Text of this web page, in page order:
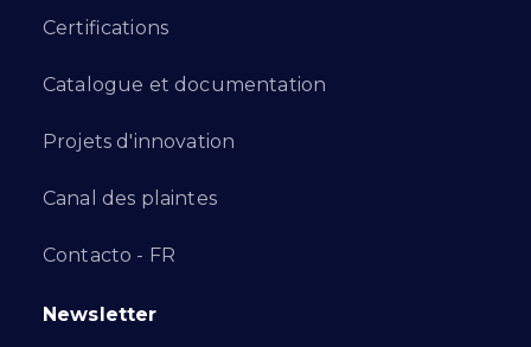
Certifications
Catalogue et documentation
Projets d'innovation
Canal des plaintes
Contacto - FR
Newsletter